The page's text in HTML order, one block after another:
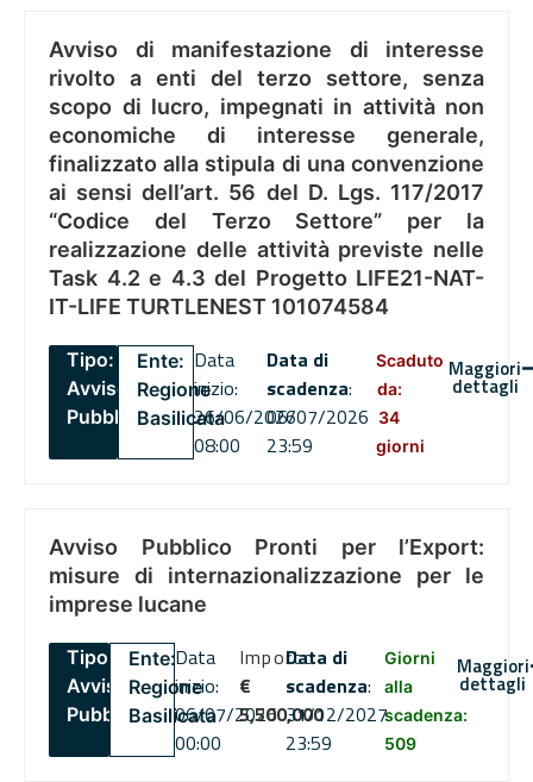
Avviso di manifestazione di interesse
rivolto a enti del terzo settore, senza
scopo di lucro, impegnati in attività non
economiche di interesse generale,
finalizzato alla stipula di una convenzione
ai sensi dell’art. 56 del D. Lgs. 117/2017
“Codice del Terzo Settore” per la
realizzazione delle attività previste nelle
Task 4.2 e 4.3 del Progetto LIFE21-NAT-
IT-LIFE TURTLENEST 101074584
Tipo:
Avviso
Pubblico
Ente:
Regione
Basilicata
Data
inizio:
26/06/2026
08:00
Data di
scadenza:
06/07/2026
23:59
Scaduto
da:
34
giorni
Maggiori
dettagli
Avviso Pubblico Pronti per l’Export:
misure di internazionalizzazione per le
imprese lucane
Tipo:
Avviso
Pubblico
Ente:
Regione
Basilicata
Data
inizio:
06/07/2026
00:00
Importo
€
5,500,000
Data di
scadenza:
31/12/2027
23:59
Giorni
alla
scadenza:
509
Maggiori
dettagli